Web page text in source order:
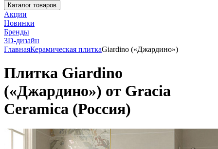
Каталог товаров
Акции
Новинки
Бренды
3D-дизайн
ГлавнаяКерамическая плиткаGiardino («Джардино»)
Плитка Giardino
(«Джардино») от Gracia
Ceramica (Россия)